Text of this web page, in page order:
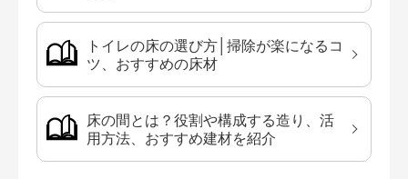
トイレの床の選び方│掃除が楽になるコ
ツ、おすすめの床材
床の間とは？役割や構成する造り、活
用方法、おすすめ建材を紹介